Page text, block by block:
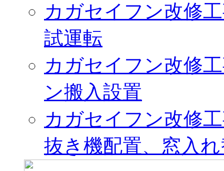
カガセイフン改修
試運転
カガセイフン改修
ン搬入設置
カガセイフン改修
抜き機配置、窓入